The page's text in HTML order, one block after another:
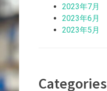
2023年7月
2023年6月
2023年5月
Categories